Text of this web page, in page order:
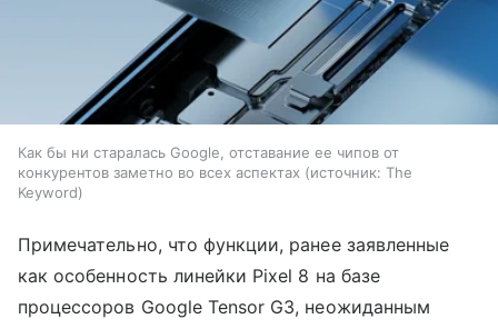
Как бы ни старалась Google, отставание ее чипов от
конкурентов заметно во всех аспектах
источник: The
Keyword
Примечательно, что функции, ранее заявленные
как особенность линейки Pixel 8 на базе
процессоров Google Tensor G3, неожиданным